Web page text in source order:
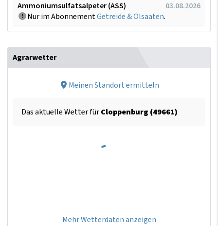
Ammoniumsulfatsalpeter (ASS)
03.08.2026
Nur im AbonnementGetreide & Ölsaaten.
Agrarwetter
Meinen Standort ermitteln
Das aktuelle Wetter fürCloppenburg (49661)
Mehr Wetterdaten anzeigen